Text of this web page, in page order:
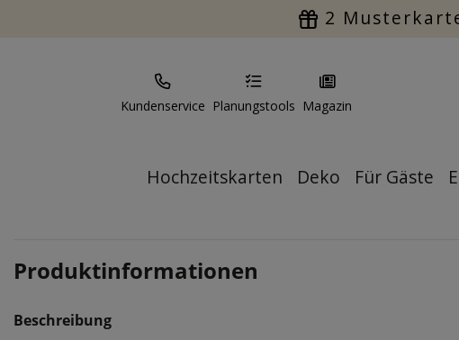
2
Kundenservice Planungstools Magazin
Hochzeitskarten Deko Für Gäste
Produktinformationen
Beschreibung